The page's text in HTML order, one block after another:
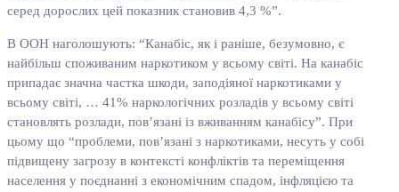
серед дорослих цей показник становив 4,3 %”.
В ООН наголошують: “Канабіс, як і раніше, безумовно, є
найбільш споживаним наркотиком у всьому світі. На канабіс
припадає значна частка шкоди, заподіяної наркотиками у
всьому світі, … 41% наркологічних розладів у всьому світі
становлять розлади, пов’язані із вживанням канабісу”. При
цьому що “проблеми, пов’язані з наркотиками, несуть у собі
підвищену загрозу в контексті конфліктів та переміщення
населення у поєднанні з економічним спадом, інфляцією та